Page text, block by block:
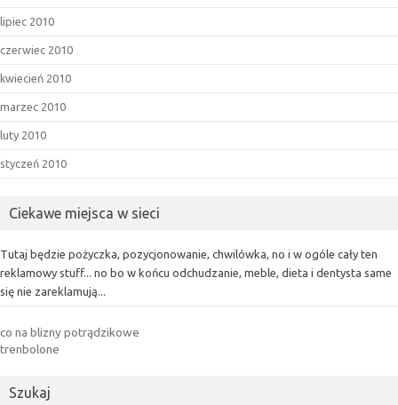
lipiec 2010
czerwiec 2010
kwiecień 2010
marzec 2010
luty 2010
styczeń 2010
Ciekawe miejsca w sieci
Tutaj będzie pożyczka, pozycjonowanie, chwilówka, no i w ogóle cały ten
reklamowy stuff... no bo w końcu odchudzanie, meble, dieta i dentysta same
się nie zareklamują...
co na blizny potrądzikowe
trenbolone
Szukaj